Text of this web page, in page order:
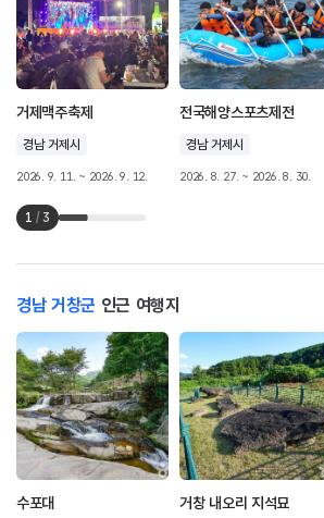
거제맥주축제
경남 거제시
2026. 9. 11. ~ 2026. 9. 12.
전국해양스포츠제전
경남 거제시
2026. 8. 27. ~ 2026. 8. 30.
1 / 3
경남 거창군 인근 여행지
수포대 거창 내오리 지석묘